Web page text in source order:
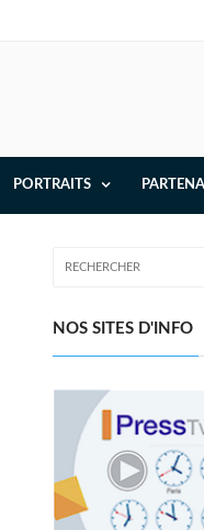
PORTRAITS
NOS SITES D'INFO